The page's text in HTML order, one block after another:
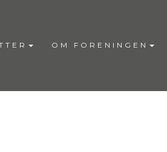
OM FORENINGEN